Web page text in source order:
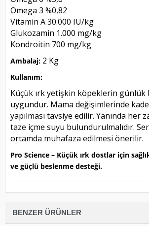
Omega 3 %0,82
Vitamin A 30.000 IU/kg
Glukozamin 1.000 mg/kg
Kondroitin 700 mg/kg
Ambalaj: 2 Kg
Kullanım:
Küçük ırk yetişkin köpeklerin günlük
uygundur. Mama değişimlerinde
yapılması tavsiye edilir. Yanında her
taze içme suyu bulundurulmalıdır.
ortamda muhafaza edilmesi önerilir.
Pro Science – Küçük ırk dostlar için
ve güçlü beslenme desteği.
BENZER ÜRÜNLER